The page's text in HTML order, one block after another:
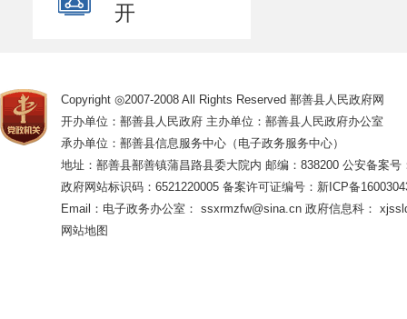
开
Copyright ◎2007-2008 All Rights Reserved 鄯善县人民政府网
开办单位：鄯善县人民政府 主办单位：鄯善县人民政府办公室
承办单位：鄯善县信息服务中心（电子政务服务中心）
地址：鄯善县鄯善镇蒲昌路县委大院内 邮编：838200 公安备案号
政府网站标识码：6521220005 备案许可证编号：新ICP备
Email：电子政务办公室： ssxrmzfw@sina.cn 政府信息科：
网站地图